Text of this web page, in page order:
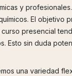
y
El objetivo
presencial
Esto sin duda
una variedad